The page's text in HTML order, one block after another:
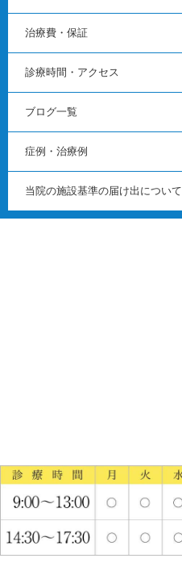
治療費・保証
診療時間・アクセス
ブログ一覧
症例・治療例
当院の施設基準の届け出について